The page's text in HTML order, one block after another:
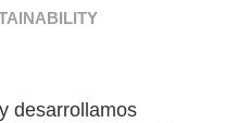
desarrollamos